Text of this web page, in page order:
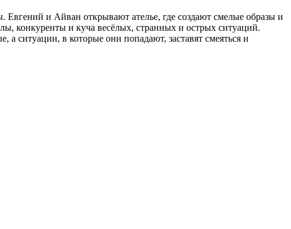
и Айван открывают ателье, где создают смелые образы и
конкуренты и куча весёлых, странных и острых ситуаций.
ситуации, в которые они попадают, заставят смеяться и